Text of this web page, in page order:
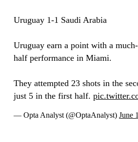
Uruguay 1-1 Saudi Arabia
Uruguay earn a point with a
half performance in Miami.
They attempted 23 shots in the
just 5 in the first half.
— Opta Analyst (@OptaAnalyst) June